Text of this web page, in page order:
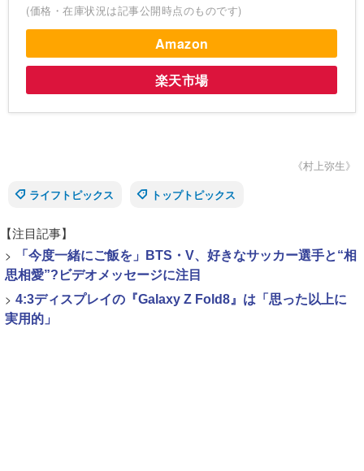
(価格・在庫状況は記事公開時点のものです)
Amazon
楽天市場
《村上弥生》
ライフトピックス
トップトピックス
【注目記事】
>
「今度一緒にご飯を」BTS・V、好きなサッカー選手と“相
思相愛”?ビデオメッセージに注目
> 4:3ディスプレイの『Galaxy Z Fold8』は「思った以上に
実用的」